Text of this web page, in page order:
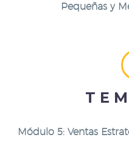
Pequeñas y
T E
Módulo 5: Ventas